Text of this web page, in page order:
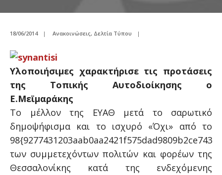
18/06/2014 | Ανακοινώσεις, Δελτία Τύπου |
Υλοποιήσιμες χαρακτήρισε τις προτάσεις
της Τοπικής Αυτοδιοίκησης ο
Ε.Μεϊμαράκης
Το μέλλον της ΕΥΑΘ μετά το σαρωτικό
δημοψήφισμα και το ισχυρό «Όχι» από το
των συμμετεχόντων πολιτών και φορέων της
Θεσσαλονίκης κατά της ενδεχόμενης